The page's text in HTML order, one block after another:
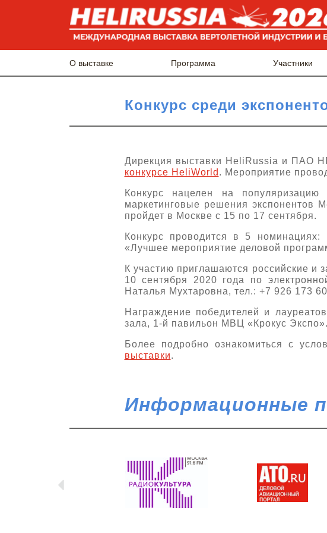
О выставке Программа Участники
Конкурс среди
Дирекция выставки HeliRussia и ПАО
конкурсе HeliWorld . Мероприятие
Конкурс нацелен на
маркетинговые решения экспонентов
пройдет в Москве с 15 по 17 сентября.
Конкурс проводится в 5
«Лучшее мероприятие деловой
К участию приглашаются российские
10 сентября 2020 года по
Наталья Мухтаровна, тел.: +7 926 173
Награждение победителей и
зала, 1-й павильон МВЦ «Крокус Экспо».
Более подробно ознакомиться с
выставки.
Информационные